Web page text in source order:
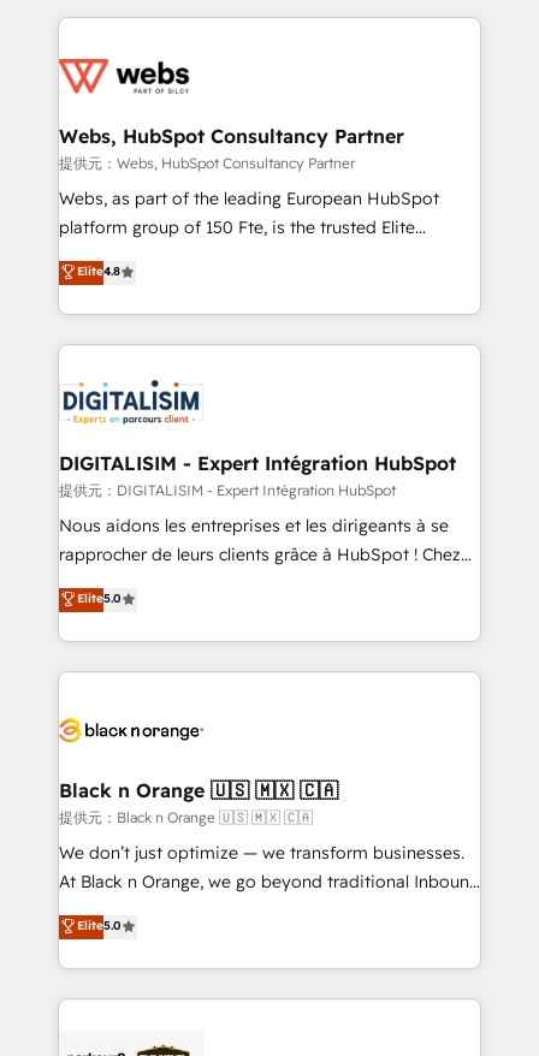
adoption, sales process and marketing results.
the first time 🔧 Designing and optimising your
and build using HubSpot 🔌 Integrating HubSpot
with other systems 🎓 Training your teams to be
HubSpot pros 📊 Lead generation services using
HubSpot Why us? - SIX HubSpot Accreditations -
CRM, Solutions Architecture, Onboarding , Data
Migration, Custom Integration & Platform
team of 25+ experts Contact us today to help you
get more from your investment in HubSpot.
Webs, HubSpot Consultancy Partner
提供元：Webs, HubSpot Consultancy Partner
Webs, as part of the leading European HubSpot
platform group of 150 Fte, is the trusted Elite
HubSpot CRM Partner offering you a roadmap on
maximizing EBITDA and achieving Commercial
Excellence. With our targeted processes, we
strengthen your digital transformation and minimize
Implementation partner, we provide expertise to
drive your business forward. Since 2015 we are fully
dedicated to HubSpot and with an experienced
team (50+), we work with reputable companies in
B2B sectors such as manufacturing, SaaS and
business services. We prepare a customized
impact of your digital transformation, including a
detailed financial rationale with a focus on ROI and
embark on a transformational journey that sets your
business up for long-term success. Unlock your
business. If not now, when?
Elite4.8
DIGITALISIM - Expert Intégration HubSpot
提供元：DIGITALISIM - Expert Intégration HubSpot
Nous aidons les entreprises et les dirigeants à se
rapprocher de leurs clients grâce à HubSpot ! Chez
DIGITALISIM, nous avons l'intime conviction que la
réussite des entreprises passe par l’innovation web,
le marketing digital, et la relation client ! C'est
pourquoi, nos experts sont à la fois capables de
référencement, votre stratégie digitale et le pilotage
projet HubSpot avec DIGITALISIM : 🧽 Nettoyage,
migration et intégration des bases de données. 🚀
Développement des interfaces avec vos logiciels
métiers ⚙️ Configuration de la plateforme HubSpot
Book Process & Guidelines utilisateurs 🎓
Formations des utilisateurs
Elite5.0
Black n Orange 🇺🇸 🇲🇽 🇨🇦
提供元：Black n Orange 🇺🇸 🇲🇽 🇨🇦
We don’t just optimize — we transform businesses.
At Black n Orange, we go beyond traditional Inbound
Marketing with our exclusive methodologies:
BOOMS and BOOST. Together, they form a powerful
combination that has driven success for over 800
businesses worldwide. As Elite HubSpot Partners, we
Elite5.0